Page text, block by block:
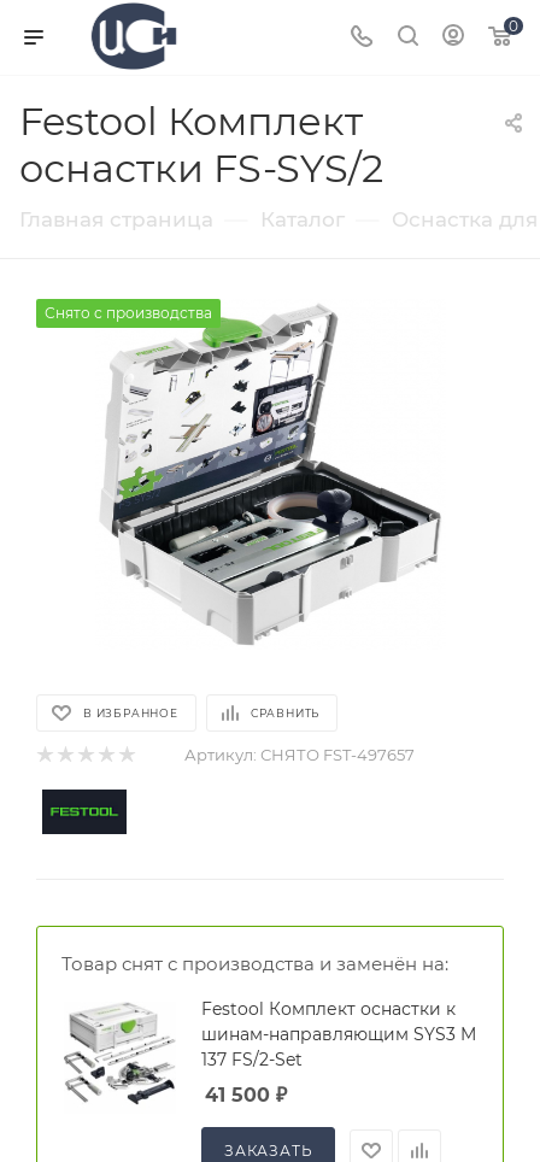
0
Festool Комплект
оснастки FS-SYS/2
Главная страница Каталог Оснастка
Снято с производства
В ИЗБРАННОЕ СРАВНИТЬ
Артикул: СНЯТО FST-497657
Товар снят с производства и заменён на:
Festool Комплект оснастки к
шинам-направляющим SYS3 M
137 FS/2-Set
41 500 ₽
ЗАКАЗАТЬ